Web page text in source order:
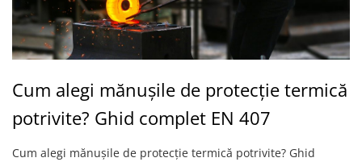
Antifoane interne de unică
folosință
Antifoane interne reutilizabile
PROTECȚIE RESPIRATORIE
Protecție respiratorie de unică
folosință
Măști integrale reutilizabile
Cum alegi mănușile de protecție termică
potrivite? Ghid complet EN 407
Cum alegi mănușile de protecție termică potrivite? Ghid